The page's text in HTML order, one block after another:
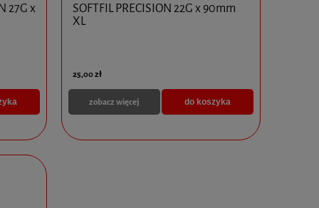
27G x
SOFTFIL PRECISION 22G x 90mm
XL
25,00 zł
do koszyka
zobacz więcej